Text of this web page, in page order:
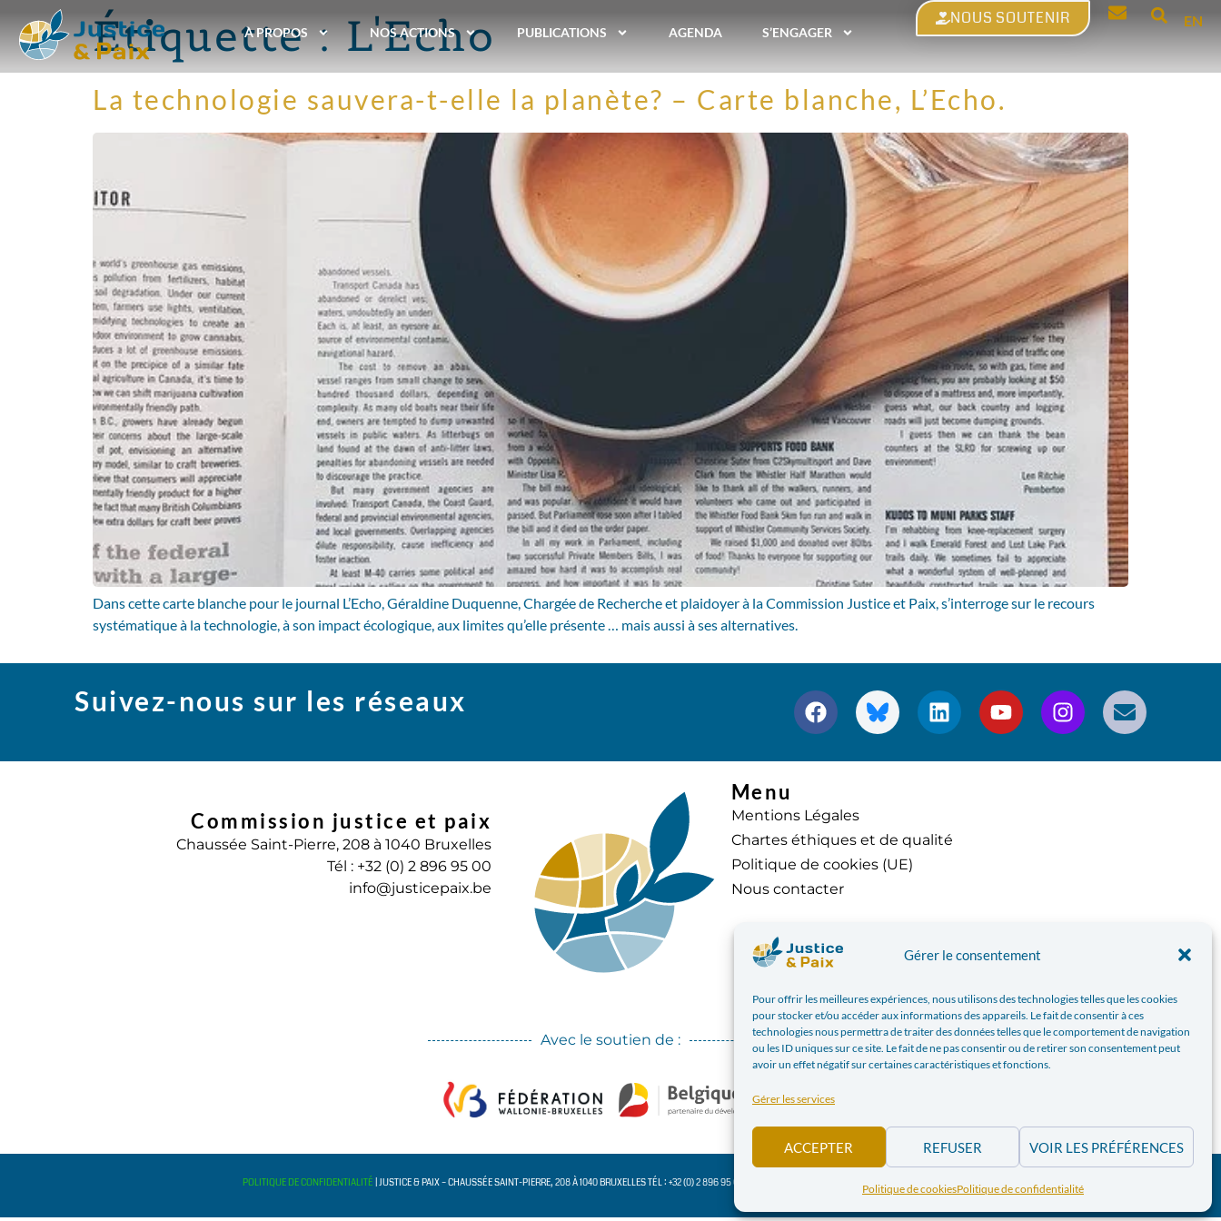
Gérer le consentement
Pour offrir les meilleures expériences, nous utilisons des technologies telles que les cookies
pour stocker et/ou accéder aux informations des appareils. Le fait de consentir à ces
technologies nous permettra de traiter des données telles que le comportement de navigation
ou les ID uniques sur ce site. Le fait de ne pas consentir ou de retirer son consentement peut
avoir un effet négatif sur certaines caractéristiques et fonctions.
Gérer les services
ACCEPTER REFUSER VOIR LES PRÉFÉRENCES
Politique de cookiesPolitique de confidentialité
À PROPOS NOS ACTIONS PUBLICATIONS AGENDA S’ENGAGER
NOUS SOUTENIR EN
Étiquette :L'Echo
La technologie sauvera-t-elle la planète? – Carte blanche, L’Echo.
Dans cette carte blanche pour le journal L’Echo, Géraldine Duquenne, Chargée de Recherche et plaidoyer à la Commission Justice et Paix, s’interroge sur le recours
systématique à la technologie, à son impact écologique, aux limites qu’elle présente … mais aussi à ses alternatives.
Suivez-nous sur les réseaux
Commission justice et paix
Chaussée Saint-Pierre, 208 à 1040 Bruxelles
Tél : +32 (0) 2 896 95 00
info@justicepaix.be
Menu
Mentions Légales
Chartes éthiques et de qualité
Politique de cookies (UE)
Nous contacter
Avec le soutien de :
POLITIQUE DE CONFIDENTIALITÉ | JUSTICE & PAIX – CHAUSSÉE SAINT-PIERRE, 208 À 1040 BRUXELLES TÉL : +32 (0) 2 896 95 00 INFO@JUSTICEPAIX.BE | WEBDESIGN PARBANLIEUES ASBL